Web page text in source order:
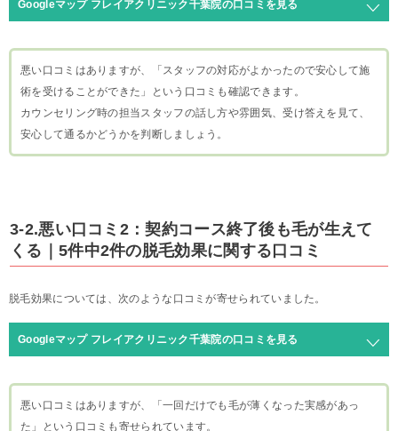
Googleマップ フレイアクリニック千葉院の口コミを見る
悪い口コミはありますが、「スタッフの対応がよかったので安心して施
術を受けることができた」という口コミも確認できます。
カウンセリング時の担当スタッフの話し方や雰囲気、受け答えを見て、
安心して通るかどうかを判断しましょう。
3-2.悪い口コミ2：契約コース終了後も毛が生えて
くる｜5件中2件の脱毛効果に関する口コミ
脱毛効果については、次のような口コミが寄せられていました。
Googleマップ フレイアクリニック千葉院の口コミを見る
悪い口コミはありますが、「一回だけでも毛が薄くなった実感があっ
た」という口コミも寄せられています。